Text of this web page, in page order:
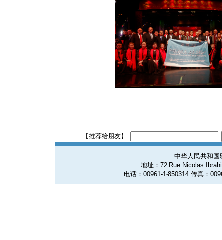
【推荐给朋友】
中华人民共和国
地址：72 Rue Nicolas
电话：00961-1-850314 传真：